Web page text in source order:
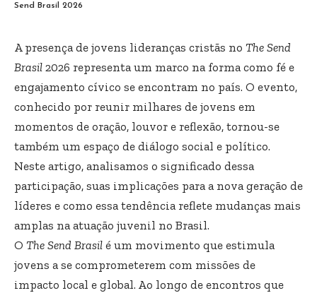
Send Brasil 2026
A presença de jovens lideranças cristãs no The Send
Brasil 2026 representa um marco na forma como fé e
engajamento cívico se encontram no país. O evento,
conhecido por reunir milhares de jovens em
momentos de oração, louvor e reflexão, tornou-se
também um espaço de diálogo social e político.
Neste artigo, analisamos o significado dessa
participação, suas implicações para a nova geração de
líderes e como essa tendência reflete mudanças mais
amplas na atuação juvenil no Brasil.
O The Send Brasil é um movimento que estimula
jovens a se comprometerem com missões de
impacto local e global. Ao longo de encontros que